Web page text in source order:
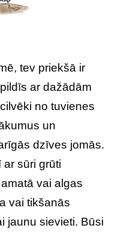
tev priekšā ir
ar dažādām
no tuvienes
un
dzīves jomās.
sūri grūti
vai algas
vai tikšanās
jaunu sievieti. Būsi